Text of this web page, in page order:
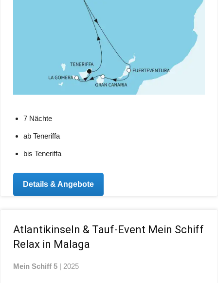
7 Nächte
ab Teneriffa
bis Teneriffa
Details & Angebote
Atlantikinseln & Tauf-Event Mein Schiff
Relax in Malaga
Mein Schiff 5 | 2025